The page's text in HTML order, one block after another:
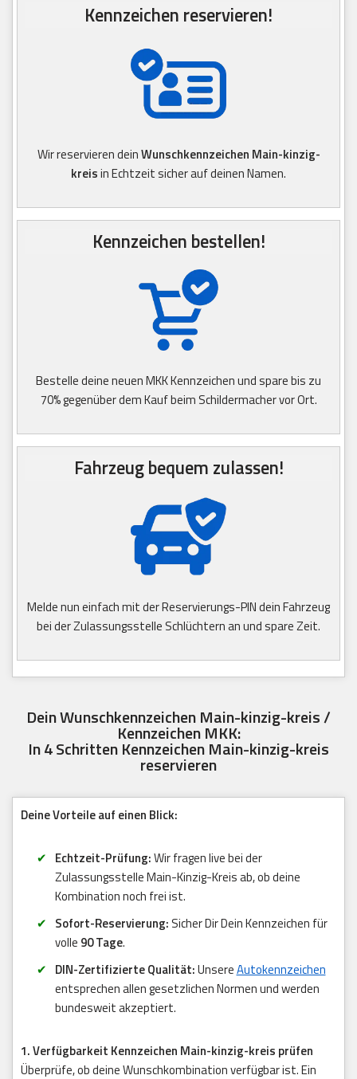
Kennzeichen reservieren!
Wir reservieren deinWunschkennzeichen Main-kinzig-
kreisin Echtzeit sicher auf deinen Namen.
Kennzeichen bestellen!
Bestelle deine neuen MKK Kennzeichen und spare bis zu
70% gegenüber dem Kauf beim Schildermacher vor Ort.
Fahrzeug bequem zulassen!
Melde nun einfach mit der Reservierungs-PIN dein Fahrzeug
bei der Zulassungsstelle Schlüchtern an und spare Zeit.
Dein Wunschkennzeichen Main-kinzig-kreis /
Kennzeichen MKK:
In 4 Schritten Kennzeichen Main-kinzig-kreis
reservieren
Deine Vorteile auf einen Blick:
Echtzeit-Prüfung:Wir fragen live bei der
Zulassungsstelle Main-Kinzig-Kreis ab, ob deine
Kombination noch frei ist.
Sofort-Reservierung: Sicher Dir Dein Kennzeichen für
volle 90 Tage.
DIN-Zertifizierte Qualität:UnsereAutokennzeichen
entsprechen allen gesetzlichen Normen und werden
bundesweit akzeptiert.
1. Verfügbarkeit Kennzeichen Main-kinzig-kreis prüfen
Überprüfe, ob deine Wunschkombination verfügbar ist. Ein